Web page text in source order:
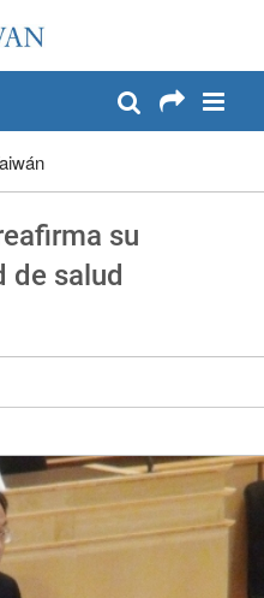
su
de salud